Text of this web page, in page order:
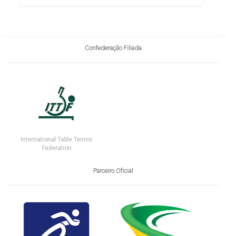
Confederação Filiada
International Table Tennis
Federation
Parceiro Oficial